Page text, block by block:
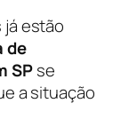
já estão
de
SPse
a situação